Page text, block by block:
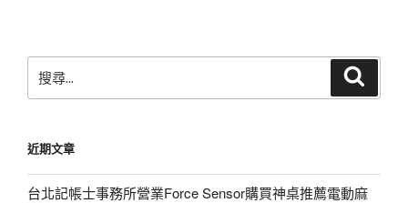
尋
字:
近期文章
台北記帳士事務所營業Force Sensor購買神桌推薦電動麻